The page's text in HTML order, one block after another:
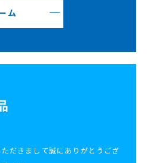
ム
だきまして誠にありがとうござ